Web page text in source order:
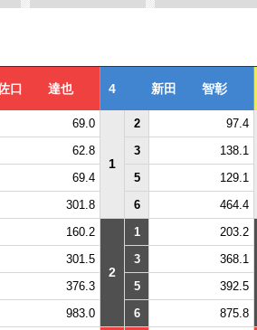
口 達也 4 新田 智彰
69.0
1
2 97.4
62.8 3 138.1
69.4 5 129.1
301.8 6 464.4
160.2
2
1 203.2
301.5 3 368.1
376.3 5 392.5
983.0 6 875.8